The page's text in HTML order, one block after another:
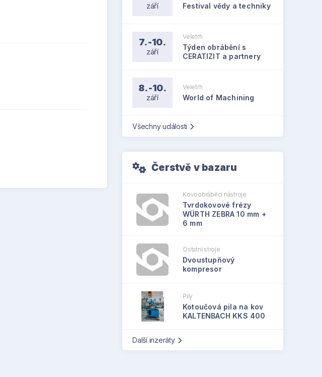
září Festival vědy a techniky
7.-10.
září
Veletrh
Týden obrábění s
CERATIZIT a partnery
8.-10.
září
Veletrh
World of Machining
Všechny události
Čerstvě v bazaru
Kovoobráběcí nástroje
Tvrdokovové frézy
WÜRTH ZEBRA 10 mm +
6 mm
Ostatní stroje
Dvoustupňový
kompresor
Pily
Kotoučová pila na kov
KALTENBACH KKS 400
Další inzeráty